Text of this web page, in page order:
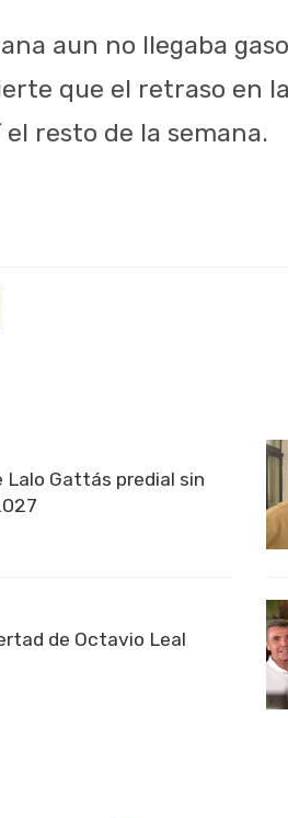
aun no llegaba
que el retraso en
resto de la semana.
Lalo Gattás predial sin
de Octavio Leal